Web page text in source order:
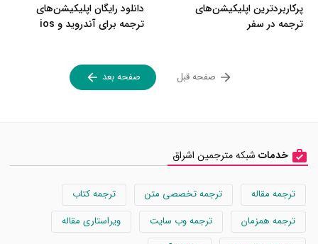
پرکاربردترین اپلیکیشن‌های
ترجمه در سفر
دانلود رایگان اپلیکیشن‌های
ترجمه برای آندروید و ios
صفحه قبل صفحه بعد
خدمات شبکه مترجمین اشراق
ترجمه مقاله ترجمه تخصصی متن
ترجمه کتاب
ترجمه همزمان
ترجمه وب سایت
ویراستاری مقاله